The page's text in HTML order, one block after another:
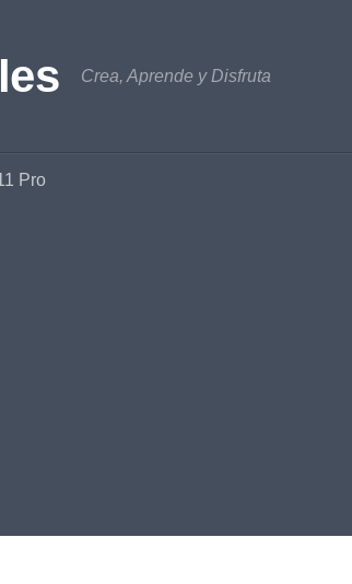
Crea, Aprende y Disfruta
Pro